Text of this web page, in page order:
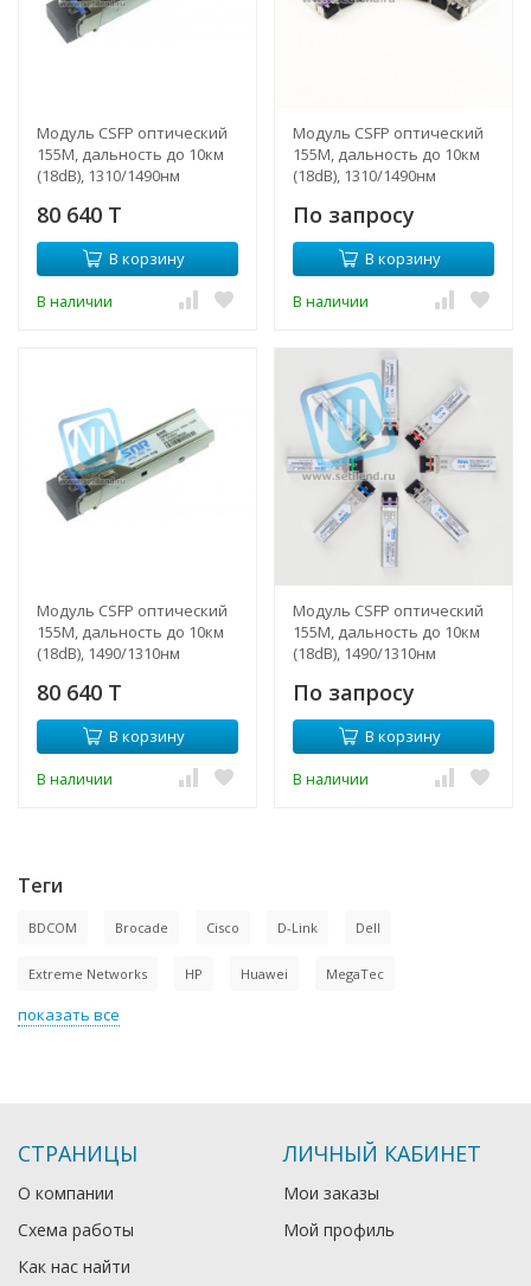
Модуль CSFP оптический
155M, дальность до 10км
(18dB), 1310/1490нм
80 640 T
В корзину
В наличии
Модуль CSFP оптический
155M, дальность до 10км
(18dB), 1310/1490нм
По запросу
В корзину
В наличии
Модуль CSFP оптический
155M, дальность до 10км
(18dB), 1490/1310нм
80 640 T
В корзину
В наличии
Модуль CSFP оптический
155M, дальность до 10км
(18dB), 1490/1310нм
По запросу
В корзину
В наличии
Теги
BDCOM Brocade Cisco D-Link Dell
Extreme Networks HP Huawei MegaTec
показать все
СТРАНИЦЫ
О компании
Схема работы
Как нас найти
ЛИЧНЫЙ КАБИНЕТ
Мои заказы
Мой профиль